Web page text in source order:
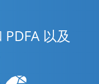
以及